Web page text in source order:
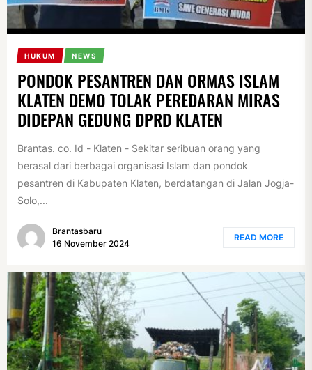
HUKUM NEWS
PONDOK PESANTREN DAN ORMAS ISLAM
KLATEN DEMO TOLAK PEREDARAN MIRAS
DIDEPAN GEDUNG DPRD KLATEN
Brantas. co. Id - Klaten - Sekitar seribuan orang yang
berasal dari berbagai organisasi Islam dan pondok
pesantren di Kabupaten Klaten, berdatangan di Jalan Jogja-
Solo,...
Brantasbaru
16 November 2024
READ MORE